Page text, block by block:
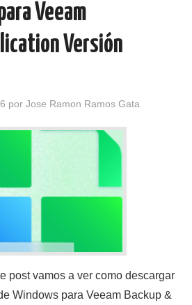
Veeam
Versión
porJose Ramon Ramos Gata
post vamos a ver como descargar
Windows para Veeam Backup &